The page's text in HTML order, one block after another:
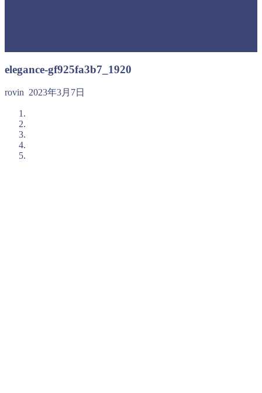
elegance-gf925fa3b7_1920
rovin 2023年3月7日